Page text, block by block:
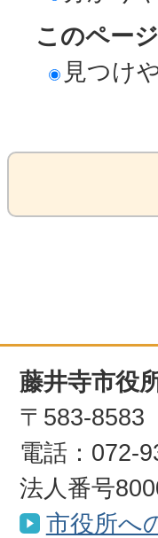
このペー
見つけ
藤井寺市役
〒583-8583
電話：072-
法人番号
市役所へ